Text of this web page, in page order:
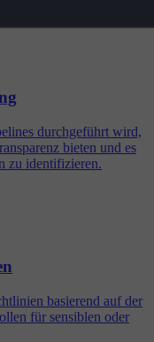
durchgeführt wird,
bieten und es
zu identifizieren.
basierend auf der
für sensiblen oder